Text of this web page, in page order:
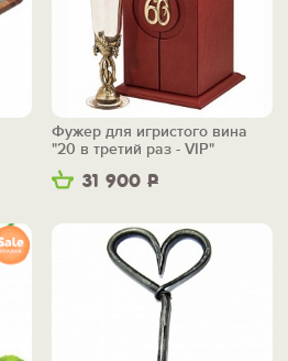
31 900 Р
Фужер для игристого вина
"20 в третий раз - VIP"